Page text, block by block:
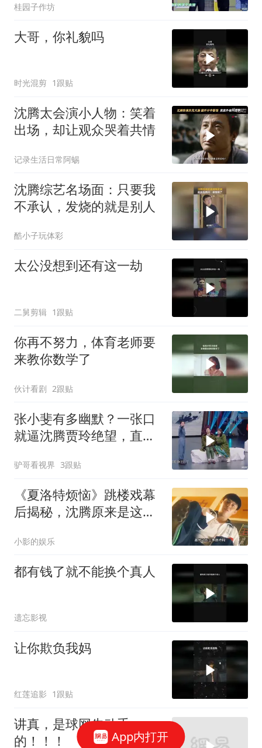
桂园子作坊
大哥，你礼貌吗
时光混剪 1跟贴
沈腾太会演小人物：笑着
出场，却让观众哭着共情
记录生活日常阿蜴
沈腾综艺名场面：只要我
不承认，发烧的就是别人
酷小子玩体彩
太公没想到还有这一劫
二舅剪辑 1跟贴
你再不努力，体育老师要
来教你数学了
伙计看剧 2跟贴
张小斐有多幽默？一张口
就逼沈腾贾玲绝望，直
驴哥看视界 3跟贴
《夏洛特烦恼》跳楼戏幕
后揭秘，沈腾原来是这样
小影的娱乐
都有钱了就不能换个真人
遗忘影视
让你欺负我妈
红莲追影 1跟贴
讲真，是球网先动手
的！！！
App内打开